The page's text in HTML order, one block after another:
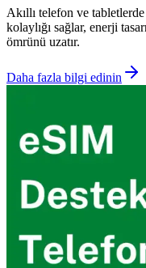
Akıllı telefon ve
kolaylığı sağlar, enerji
ömrünü uzatır.
Daha fazla bilgi edinin